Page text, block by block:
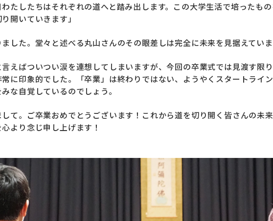
わたしたちはそれぞれの道へと踏み出します。この大学生活で培ったも
開いていきます」
ました。堂々と述べる丸山さんのその眼差しは完全に未来を見据えていま
えばついつい涙を連想してしまいますが、今回の卒業式では見渡す限
常に印象的でした。「卒業」は終わりではない、ようやくスタートライ
な自覚しているのでしょう。
して。ご卒業おめでとうございます！これから道を切り開く皆さんの未
より念じ申し上げます！